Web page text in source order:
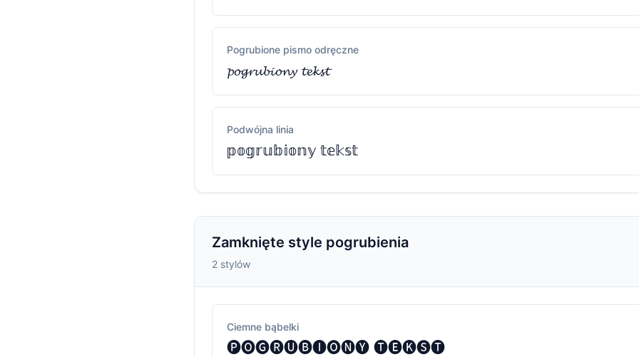
Pogrubione pismo odręczne
𝓹𝓸𝓰𝓻𝓾𝓫𝓲𝓸𝓷𝔂 𝓽𝓮𝓴𝓼𝓽
Podwójna linia
𝕡𝕠𝕘𝕣𝕦𝕓𝕚𝕠𝕟𝕪 𝕥𝕖𝕜𝕤𝕥
Zamknięte style pogrubienia
2 stylów
Ciemne bąbelki
🅟🅞🅖🅡🅤🅑🅘🅞🅝🅨 🅣🅔🅚🅢🅣